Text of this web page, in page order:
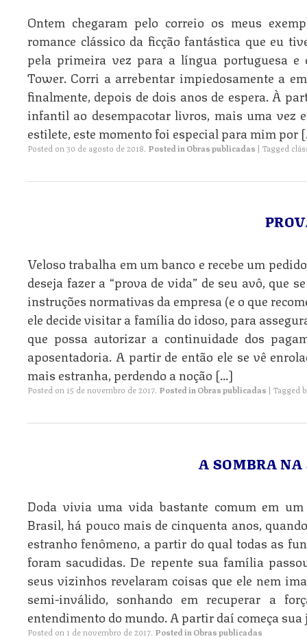
Ontem chegaram pelo correio os meus
romance clássico da ficção fantástica que eu
pela primeira vez para a língua portuguesa
Tower. Corri a arrebentar impiedosamente a
finalmente, depois de dois anos de espera. À
infantil ao desempacotar livros, mais uma vez
estilete, este momento foi especial para mim por
Posted on 30 de agosto de 2018. Posted in Obras publicadas | Tagged
Veloso trabalha em um banco e recebe um
deseja fazer a “prova de vida” de seu avô, que
instruções normativas da empresa (e o que
ele decide visitar a família do idoso, para
que possa autorizar a continuidade dos
aposentadoria. A partir de então ele se vê
mais estranha, perdendo a noção […]
Posted on 15 de novembro de 2017. Posted inObras publicadas | Tagged
A SOMBRA NA
Doda vivia uma vida bastante comum em
Brasil, há pouco mais de cinquenta anos,
estranho fenômeno, a partir do qual todas as
foram sacudidas. De repente sua família
seus vizinhos revelaram coisas que ele nem
semi-inválido, sonhando em recuperar a
entendimento do mundo. A partir daí começa
Posted on 1 de novembro de 2017. Posted in Obras publicadas